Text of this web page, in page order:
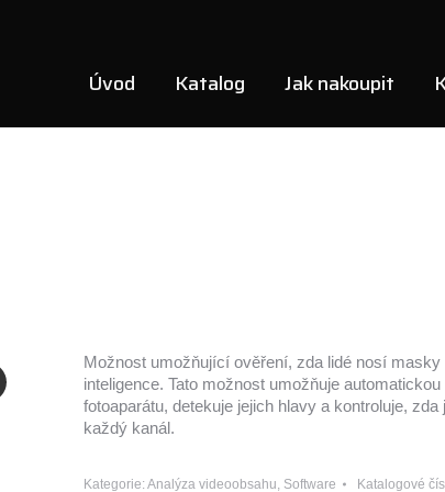
Úvod Katalog Jak nakoupit
Možnost umožňující ověření, zda lidé nosí
inteligence. Tato možnost umožňuje
fotoaparátu, detekuje jejich hlavy a kontroluje,
každý kanál.
Kategorie: Analýza videoobsahu, Software Katalogové